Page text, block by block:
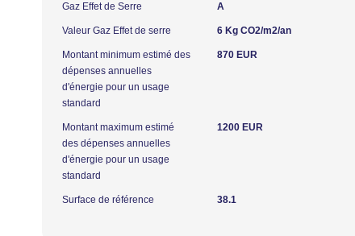
Gaz Effet de Serre A
Valeur Gaz Effet de serre 6 Kg CO2/m2/an
Montant minimum estimé des
dépenses annuelles
d'énergie pour un usage
standard
870 EUR
Montant maximum estimé
des dépenses annuelles
d'énergie pour un usage
standard
1200 EUR
Surface de référence 38.1